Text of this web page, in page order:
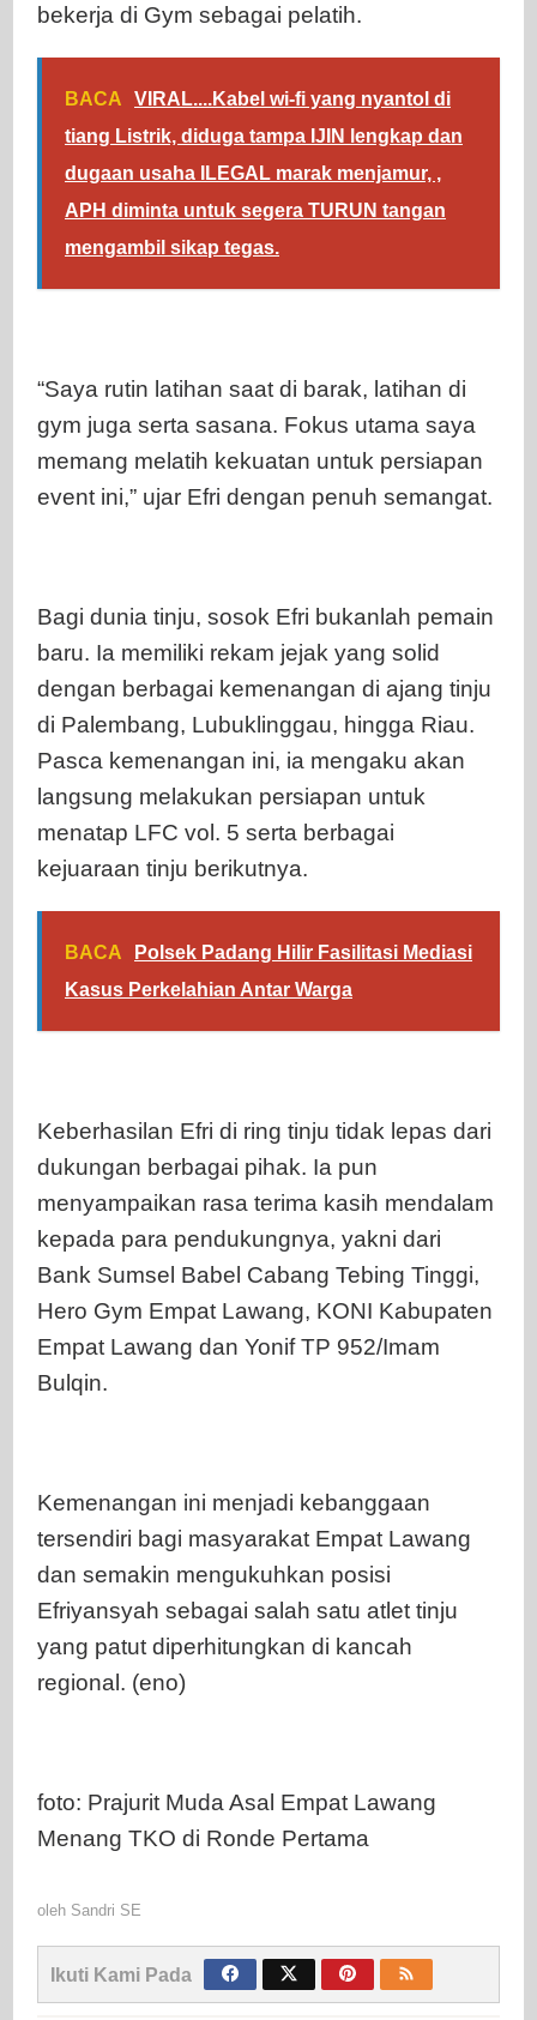
bekerja di Gym sebagai pelatih.
BACA
VIRAL....Kabel wi-fi yang nyantol di
tiang Listrik, diduga tampa IJIN lengkap dan
dugaan usaha ILEGAL marak menjamur, ,
APH diminta untuk segera TURUN tangan
mengambil sikap tegas.
“Saya rutin latihan saat di barak, latihan di
gym juga serta sasana. Fokus utama saya
memang melatih kekuatan untuk persiapan
event ini,” ujar Efri dengan penuh semangat.
Bagi dunia tinju, sosok Efri bukanlah pemain
baru. Ia memiliki rekam jejak yang solid
dengan berbagai kemenangan di ajang tinju
di Palembang, Lubuklinggau, hingga Riau.
Pasca kemenangan ini, ia mengaku akan
langsung melakukan persiapan untuk
menatap LFC vol. 5 serta berbagai
kejuaraan tinju berikutnya.
BACA
Polsek Padang Hilir Fasilitasi Mediasi
Kasus Perkelahian Antar Warga
Keberhasilan Efri di ring tinju tidak lepas dari
dukungan berbagai pihak. Ia pun
menyampaikan rasa terima kasih mendalam
kepada para pendukungnya, yakni dari
Bank Sumsel Babel Cabang Tebing Tinggi,
Hero Gym Empat Lawang, KONI Kabupaten
Empat Lawang dan Yonif TP 952/Imam
Bulqin.
Kemenangan ini menjadi kebanggaan
tersendiri bagi masyarakat Empat Lawang
dan semakin mengukuhkan posisi
Efriyansyah sebagai salah satu atlet tinju
yang patut diperhitungkan di kancah
regional. (eno)
foto: Prajurit Muda Asal Empat Lawang
Menang TKO di Ronde Pertama
oleh Sandri SE
Ikuti Kami Pada